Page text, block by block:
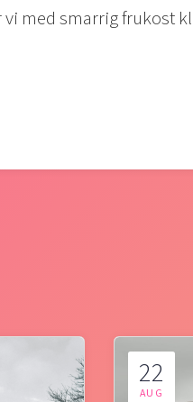
med smarrig frukost kl
22
AUG